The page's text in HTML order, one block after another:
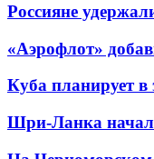
Россияне
«Аэрофлот»
Куба планирует в
Шри-Ланка